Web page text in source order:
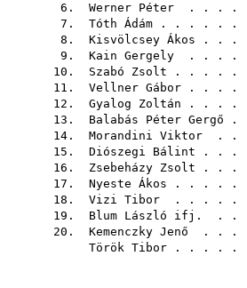
6. Werner Péter . . . .
7. Tóth Ádám . . . . . .
8. Kisvölcsey Ákos . . .
9. Kain Gergely . . . .
10. Szabó Zsolt . . . . .
11. Vellner Gábor . . . .
12. Gyalog Zoltán . . . .
13. Balabás Péter Gergő .
14. Morandini Viktor . .
15. Diószegi Bálint . . .
16. Zsebeházy Zsolt . . .
17. Nyeste Ákos . . . . .
18. Vizi Tibor . . . . .
19. Blum László ifj. . .
20. Kemenczky Jenő . . .
Török Tibor . . . . .